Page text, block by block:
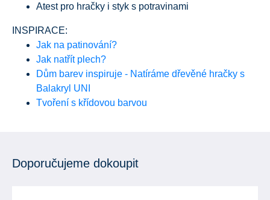
Atest pro hračky i styk s potravinami
INSPIRACE:
Jak na patinování?
Jak natřít plech?
Dům barev inspiruje - Natíráme dřevěné hračky s
Balakryl UNI
Tvoření s křídovou barvou
Doporučujeme dokoupit